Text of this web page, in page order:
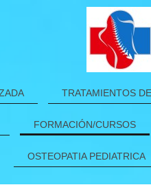
TRATAMIENTOS
FORMACIÓN/CURSOS
OSTEOPATIA PEDIATRICA